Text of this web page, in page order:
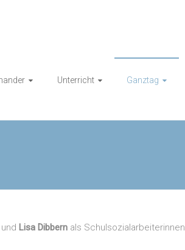
Unterricht Ganztag
Lisa Dibbern als Schulsozialarbeiterinnen